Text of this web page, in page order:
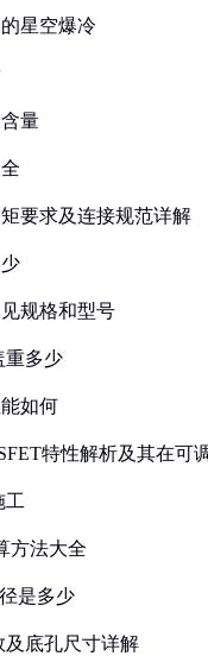
星空爆冷
量
要求及连接规范详解
规格和型号
重多少
如何
特性解析及其在可
工
方法大全
是多少
及底孔尺寸详解